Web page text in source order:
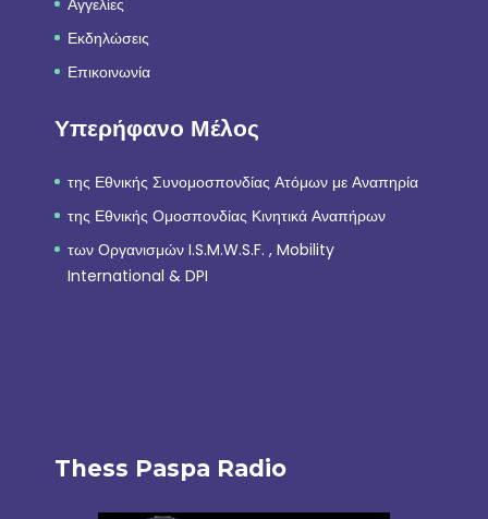
Αγγελίες
Εκδηλώσεις
Επικοινωνία
Υπερήφανο Μέλος
της Εθνικής Συνομοσπονδίας Ατόμων με Αναπηρία
της Εθνικής Ομοσπονδίας Κινητικά Αναπήρων
των Οργανισμών I.S.M.W.S.F. , Mobility
International & DPI
Thess Paspa Radio